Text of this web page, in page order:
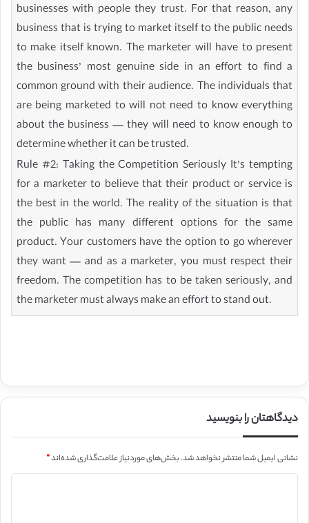
businesses with people they trust. For that reason, any
business that is trying to market itself to the public needs
to make itself known. The marketer will have to present
the business’ most genuine side in an effort to find a
common ground with their audience. The individuals that
are being marketed to will not need to know everything
about the business — they will need to know enough to
determine whether it can be trusted.
Rule #2: Taking the Competition Seriously It’s tempting
for a marketer to believe that their product or service is
the best in the world. The reality of the situation is that
the public has many different options for the same
product. Your customers have the option to go wherever
they want — and as a marketer, you must respect their
freedom. The competition has to be taken seriously, and
the marketer must always make an effort to stand out.
دیدگاهتان را بنویسید
نشانی ایمیل شما منتشر نخواهد شد.بخش‌های موردنیاز علامت‌گذاری شده‌اند*